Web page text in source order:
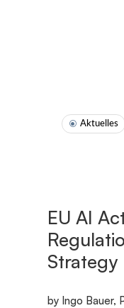
Aktuelles
EU AI
Strategy
by Ingo Bauer,